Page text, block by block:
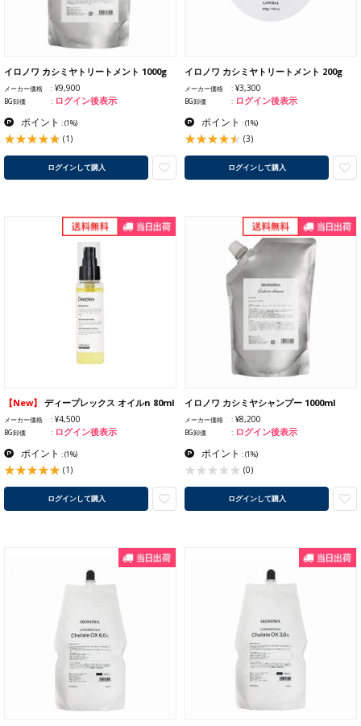
イロノワ カシミヤトリートメント 1000g
メーカー価格 ¥9,900
BG卸価 ログイン後表示
ポイント :(1%)
(1)
ログインして購入
イロノワ カシミヤトリートメント 200g
メーカー価格 ¥3,300
BG卸価 ログイン後表示
ポイント :(1%)
(3)
ログインして購入
【New】 ディープレックス オイルn 80ml
メーカー価格 ¥4,500
BG卸価 ログイン後表示
ポイント :(1%)
(1)
ログインして購入
イロノワ カシミヤシャンプー 1000ml
メーカー価格 ¥8,200
BG卸価 ログイン後表示
ポイント :(1%)
(0)
ログインして購入